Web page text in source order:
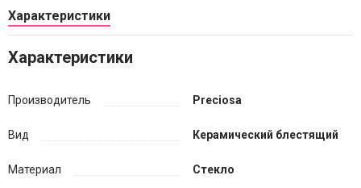
Характеристики
Характеристики
Производитель Preciosa
Вид Керамический блестящий
Материал Стекло